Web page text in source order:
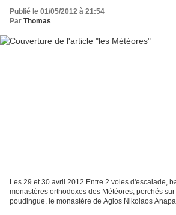
Publié le 01/05/2012 à 21:54
Par Thomas
Les 29 et 30 avril 2012 Entre 2 voies d'escalade,
monastères orthodoxes des Météores, perchés
poudingue. le monastère de Agios Nikolaos